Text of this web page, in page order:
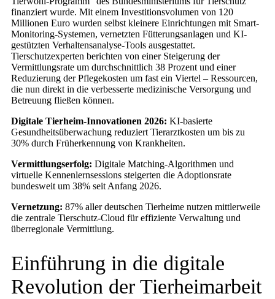
finanziert wurde. Mit einem Investitionsvolumen von 120
Millionen Euro wurden selbst kleinere Einrichtungen mit Smart-
Monitoring-Systemen, vernetzten Fütterungsanlagen und KI-
gestützten Verhaltensanalyse-Tools ausgestattet.
Tierschutzexperten berichten von einer Steigerung der
Vermittlungsrate um durchschnittlich 38 Prozent und einer
Reduzierung der Pflegekosten um fast ein Viertel – Ressourcen,
die nun direkt in die verbesserte medizinische Versorgung und
Betreuung fließen können.
Digitale Tierheim-Innovationen 2026: KI-basierte
Gesundheitsüberwachung reduziert Tierarztkosten um bis zu
30% durch Früherkennung von Krankheiten.
Vermittlungserfolg: Digitale Matching-Algorithmen und
virtuelle Kennenlernsessions steigerten die Adoptionsrate
bundesweit um 38% seit Anfang 2026.
Vernetzung: 87% aller deutschen Tierheime nutzen mittlerweile
die zentrale Tierschutz-Cloud für effiziente Verwaltung und
überregionale Vermittlung.
Einführung in die digitale
Revolution der Tierheimarbeit